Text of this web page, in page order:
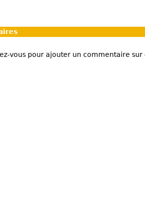
vous pour ajouter un commentaire sur